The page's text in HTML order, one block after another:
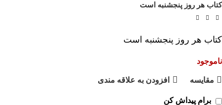
کتاب هر روز پنجشنبه است
کتاب هر روز پنجشنبه است
ناموجود
مقايسه افزودن به علاقه مندی
برام پیداش کن